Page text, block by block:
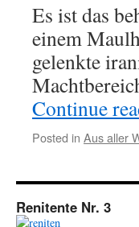
Es ist das
einem
gelenkte
Continue
Posted in Aus aller
Renitente Nr. 3